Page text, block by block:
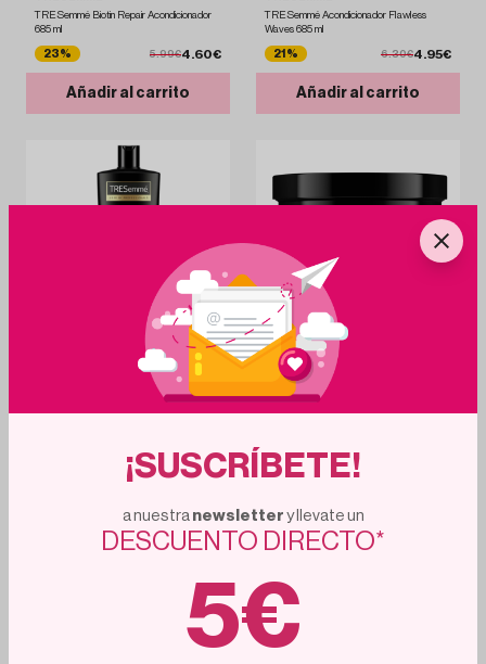
TRESemmé Biotin Repair Acondicionador
685 ml
23% 5.99€4.60€
Añadir al carrito
TRESemmé Acondicionador Flawless
Waves 685 ml
21% 6.30€4.95€
Añadir al carrito
TRESemmé Champú Biotin Repair 685 ml
4.95€
h
TRESEMME
TRESemmé Mascarilla Brillo Intenso 440ml
20%
¡SUSCRÍBETE!
a nuestra newsletter y llevate un
DESCUENTO DIRECTO*
5€